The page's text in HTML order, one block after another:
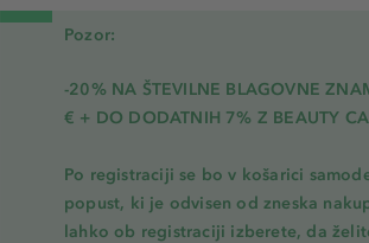
Pozor:
-20% NA ŠTEVILNE BLAGOVNE
€ + DO DODATNIH 7% Z BEAUTY
Po registraciji se bo v košarici
popust, ki je odvisen od zneska
lahko ob registraciji izberete, da